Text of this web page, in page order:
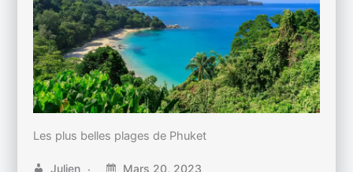
Les plus belles plages de Phuket
Julien Mars 20, 2023